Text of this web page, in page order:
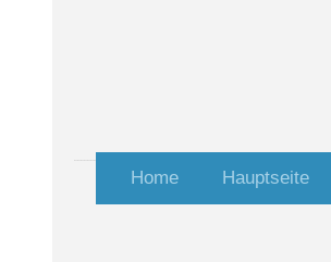
Home Hauptseite
karl-